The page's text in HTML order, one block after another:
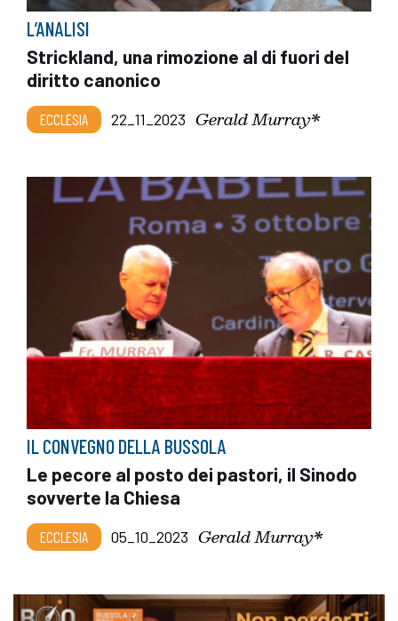
L’ANALISI
Strickland, una rimozione al di fuori del
diritto canonico
ECCLESIA 22_11_2023 Gerald Murray*
IL CONVEGNO DELLA BUSSOLA
Le pecore al posto dei pastori, il Sinodo
sovverte la Chiesa
ECCLESIA 05_10_2023 Gerald Murray*